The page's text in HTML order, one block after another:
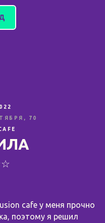
70
cafe у меня прочно
поэтому я решил